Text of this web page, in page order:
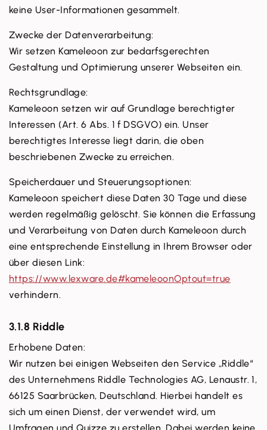
keine User-Informationen gesammelt.
Zwecke der Datenverarbeitung:
Wir setzen Kameleoon zur bedarfsgerechten
Gestaltung und Optimierung unserer Webseiten ein.
Rechtsgrundlage:
Kameleoon setzen wir auf Grundlage berechtigter
Interessen (Art. 6 Abs. 1 f DSGVO) ein. Unser
berechtigtes Interesse liegt darin, die oben
beschriebenen Zwecke zu erreichen.
Speicherdauer und Steuerungsoptionen:
Kameleoon speichert diese Daten 30 Tage und diese
werden regelmäßig gelöscht. Sie können die Erfassung
und Verarbeitung von Daten durch Kameleoon durch
eine entsprechende Einstellung in Ihrem Browser oder
über diesen Link:
https://www.lexware.de#kameleoonOptout=true
verhindern.
3.1.8 Riddle
Erhobene Daten:
Wir nutzen bei einigen Webseiten den Service „Riddle“
des Unternehmens Riddle Technologies AG, Lenaustr. 1,
66125 Saarbrücken, Deutschland. Hierbei handelt es
sich um einen Dienst, der verwendet wird, um